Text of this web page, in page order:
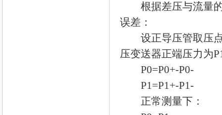
根据差压与流量的
误差：
设正导压管取压点
压变送器正端压力为
P0=P0+-P0-
P1=P1+-P1-
正常测量下：